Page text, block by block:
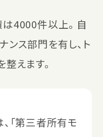
4000件以上。 自
ス部門を有し、ト
えます。
「第三者所有モ